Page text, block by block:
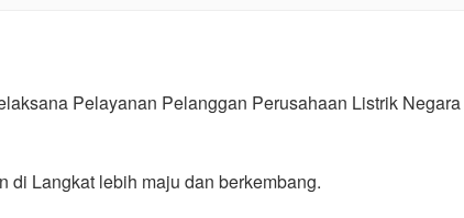
Pelayanan Pelanggan Perusahaan Listrik
di Langkat lebih maju dan berkembang.